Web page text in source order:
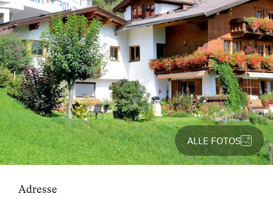
ALLE FOTOS
Adresse